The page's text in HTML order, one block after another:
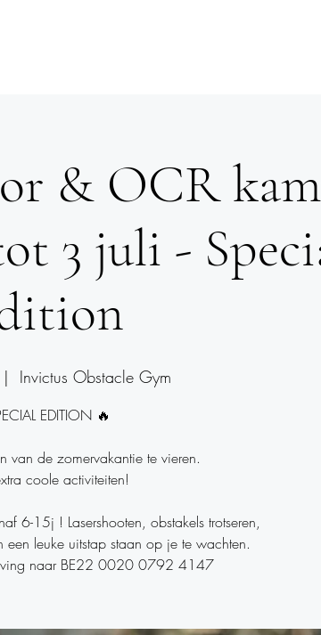
& OCR
3 juli -
Invictus Obstacle Gym
EDITION 🔥
van de zomervakantie te vieren.
coole activiteiten!
6-15j ! Lasershooten, obstakels trotseren,
een leuke uitstap staan op je te wachten.